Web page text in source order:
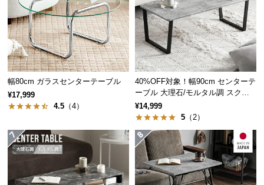
開
梱
設
置
サ
ー
ビ
ス
つ
い
て
幅80cm ガラスセンターテーブル
¥17,999
4.5 （4）
40%OFF対象！幅90cm センターテ
ーブル 大理石/モルタル調 スクエ
アレッグ 安心面取り加工
¥14,999
5 （2）